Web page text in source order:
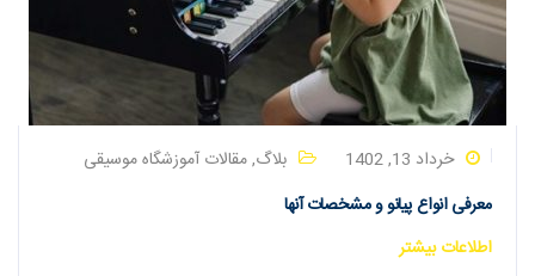
خرداد 13, 1402 بلاگ,مقالات آموزشگاه موسیقی
معرفی انواع پیانو و مشخصات آنها
اطلاعات بیشتر